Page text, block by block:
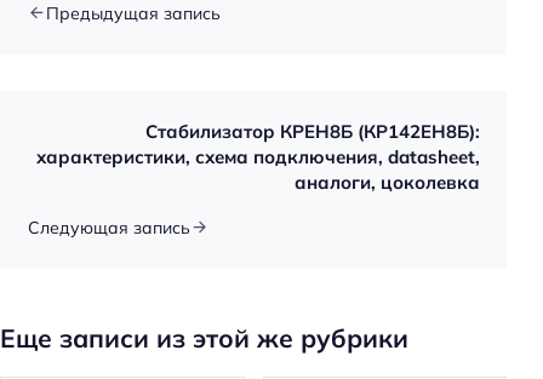
Предыдущая запись
Стабилизатор КРЕН8Б (КР142ЕН8Б):
характеристики, схема подключения, datasheet,
аналоги, цоколевка
Следующая запись
Еще записи из этой же рубрики